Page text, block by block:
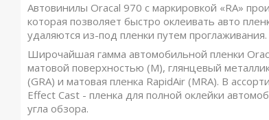
Автовинилы Oracal 970 с маркировкой «RA»
которая позволяет быстро оклеивать авто
удаляются из-под пленки путем проглаживания.
Широчайшая гамма автомобильной пленки
матовой поверхностью (M), глянцевый
(GRA) и матовая пленка RapidAir (MRA). В
Effect Cast - пленка для полной оклейки
угла обзора.